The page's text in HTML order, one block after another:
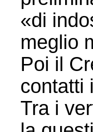
«di
meglio
Poi il
contatti
Tra i